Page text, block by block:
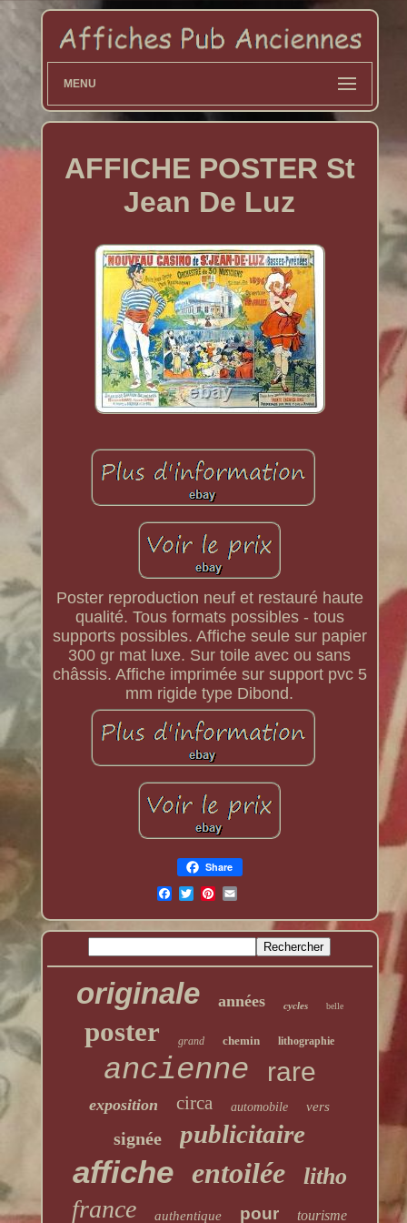
MENU
AFFICHE POSTER St
Jean De Luz
Poster reproduction neuf et restauré haute
qualité. Tous formats possibles - tous
supports possibles. Affiche seule sur papier
300 gr mat luxe. Sur toile avec ou sans
châssis. Affiche imprimée sur support pvc 5
mm rigide type Dibond.
Share
originale années cycles belle
poster grand chemin lithographie
ancienne rare
exposition circa automobile vers
signée publicitaire
affiche entoilée litho
france authentique pour tourisme